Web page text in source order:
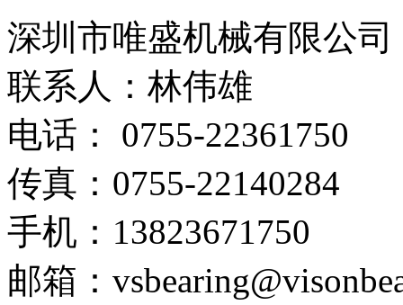
深圳市唯盛机械有限公司
联系人：林伟雄
电话： 0755-22361750
传真：0755-22140284
手机：13823671750
邮箱：